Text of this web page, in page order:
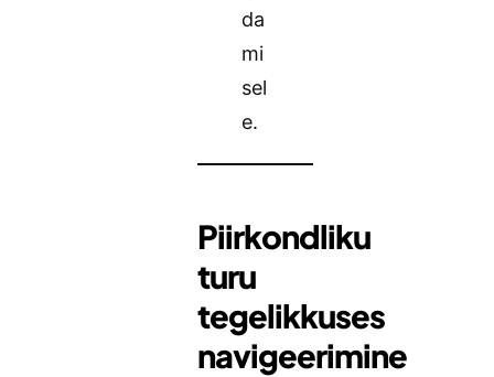
da
mi
sel
e.
Piirkondliku
turu
tegelikkuses
navigeerimine